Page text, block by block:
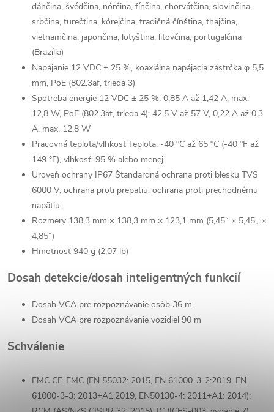
dánčina, švédčina, nórčina, fínčina, chorvátčina, slovinčina,
srbčina, turečtina, kórejčina, tradičná čínština, thajčina,
vietnamčina, japončina, lotyština, litovčina, portugalčina
(Brazília)
Napájanie 12 VDC ± 25 %, koaxiálna napájacia zástrčka φ 5,5
mm, PoE (802.3af, trieda 3)
Spotreba energie 12 VDC ± 25 %: 0,85 A až 1,42 A, max.
12,8 W, PoE (802.3at, trieda 4): 42,5 V až 57 V, 0,22 A až 0,3
A, max. 12,8 W
Pracovná teplota/vlhkosť Teplota: -40 °C až 65 °C (-40 °F až
149 °F), vlhkosť: 95 % alebo menej
Úroveň ochrany IP67 Štandardná ochrana proti blesku TVS
6000 V, ochrana proti prepätiu, ochrana proti prechodnému
napätiu
Rozmery 138,3 mm × 138,3 mm × 123,1 mm (5,45“ × 5,45„ ×
4,85“)
Hmotnosť 940 g (2,07 lb)
Dosah detekcie/dosah inteligentných funkcií
Dosah VCA pre rozpoznávanie osôb 36 m
Dosah VCA pre rozpoznávanie vozidiel 90 m
Schválenie
EMC CE-EMC (EN 55032: 2015, EN 61000-3-2:2019, EN
61000-3-3: 2013+A1:2019, EN50130-4: 2011+A1: 2014);